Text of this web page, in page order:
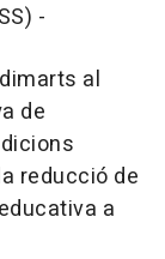
-
al
de
reducció de
a